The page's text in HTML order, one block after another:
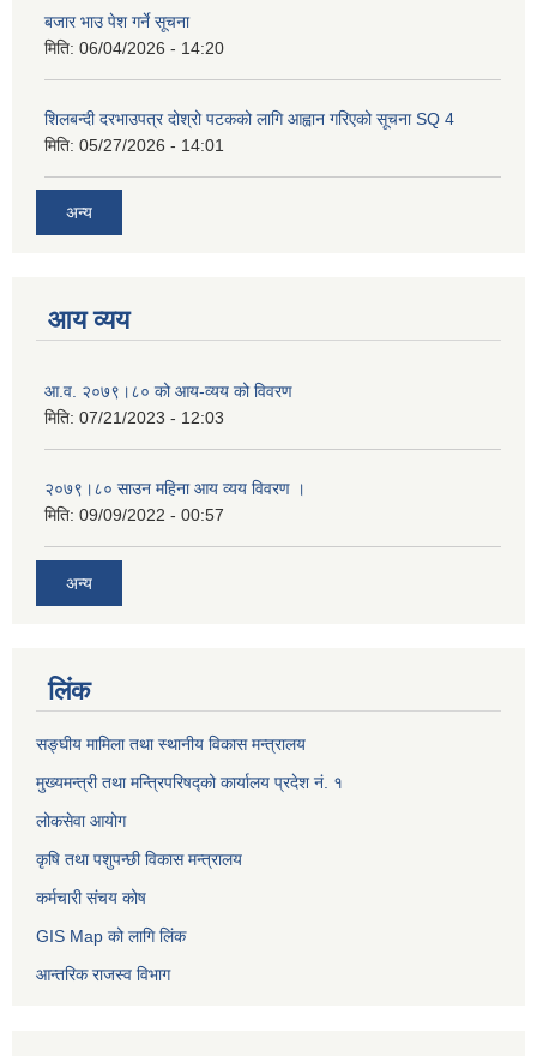
बजार भाउ पेश गर्ने सूचना
मिति: 06/04/2026 - 14:20
शिलबन्दी दरभाउपत्र दोश्रो पटकको लागि आह्वान गरिएको सूचना SQ 4
मिति: 05/27/2026 - 14:01
अन्य
आय व्यय
आ.व. २०७९।८० को आय-व्यय को विवरण
मिति: 07/21/2023 - 12:03
२०७९।८० साउन महिना आय व्यय विवरण ।
मिति: 09/09/2022 - 00:57
अन्य
लिंक
सङ्घीय मामिला तथा स्थानीय विकास मन्त्रालय
मुख्यमन्त्री तथा मन्त्रिपरिषद्को कार्यालय प्रदेश नं. १
लोकसेवा आयोग ​​​​
कृषि तथा पशुपन्छी विकास मन्त्रालय
कर्मचारी संचय कोष
GIS Map को लागि लिंक
आन्तरिक राजस्व विभाग